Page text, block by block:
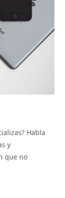
Habla
y
que no